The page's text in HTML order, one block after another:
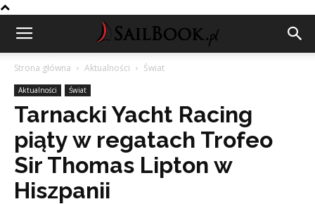
Strona główna Aktualności Świat
Aktualności Świat
Tarnacki Yacht Racing
piąty w regatach Trofeo
Sir Thomas Lipton w
Hiszpanii